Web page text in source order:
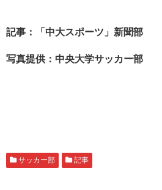
記事：「中大スポーツ」新聞部
写真提供：中央大学サッカー部
サッカー部 記事